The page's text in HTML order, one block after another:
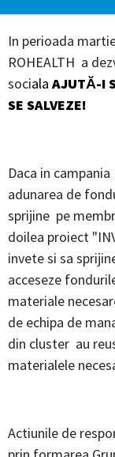
In perioada
ROHEALTH a
sociala AJUTĂ-I
SE SALVEZE!
Daca in
adunarea de
sprijine pe
doilea proiect
invete si sa
acceseze
materiale
de echipa de
din cluster au
materialele
Actiunile de